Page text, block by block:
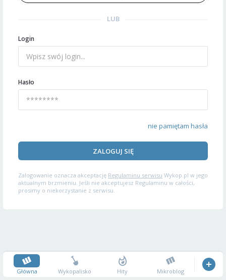
LUB
Login
Hasło
nie pamiętam hasła
ZALOGUJ SIĘ
Zalogowanie oznacza akceptację Regulaminu serwisu Wykop.pl w jego
aktualnym brzmieniu. Jeśli nie akceptujesz Regulaminu w całości,
prosimy o niekorzystanie z serwisu.
Główna Wykopalisko Hity Mikroblog